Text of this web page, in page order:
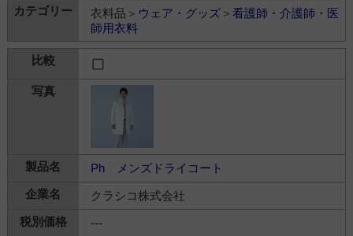
衣料品＞ ウェア・グッズ＞ 看護師・介護師・医
師用衣料
Ph メンズドライコート
クラシコ株式会社
---